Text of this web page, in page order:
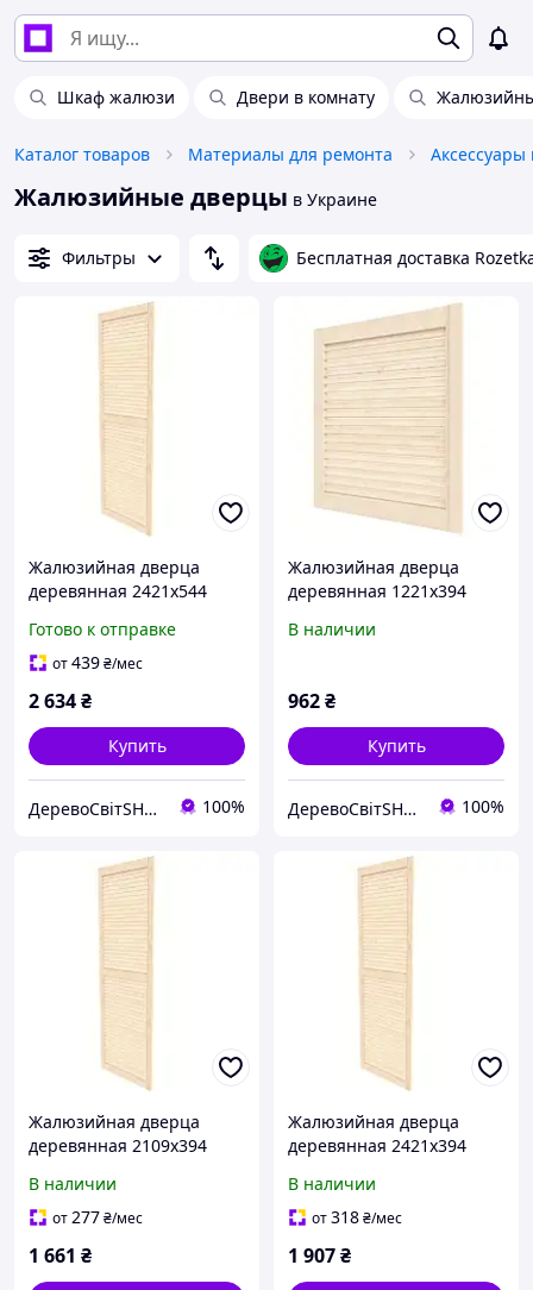
Шкаф жалюзи Двери в комнату
Каталог товаров Материалы для ремонта
Жалюзийные дверцы в Украине
Фильтры Бесплатная доставка
Жалюзийная дверца
деревянная 2421х544
Готово к отправке
от439₴/мес
2 634₴
Купить
ДеревоСвітSHOP 100%
Жалюзийная дверца
деревянная 1221х394
В наличии
962₴
Купить
ДеревоСвітSHOP 100%
Жалюзийная дверца
деревянная 2109х394
В наличии
от277₴/мес
1 661 ₴
Жалюзийная дверца
деревянная 2421х394
В наличии
от318₴/мес
1 907₴